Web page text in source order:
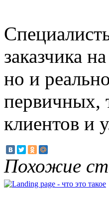
заказчика
но и
первичных,
клиентов и
Похожие